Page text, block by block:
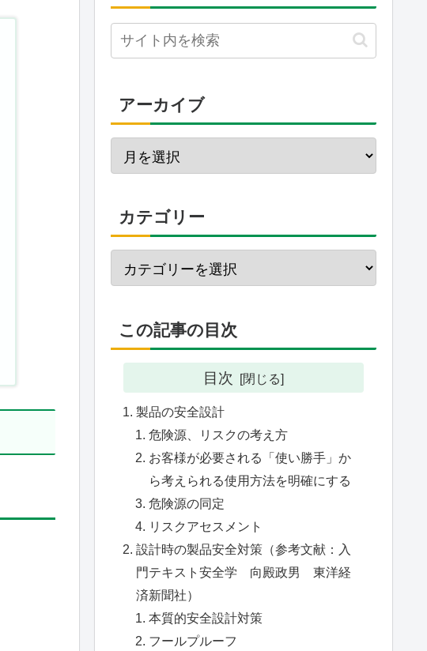
アーカイブ
カテゴリー
この記事の目次
目次
製品の安全設計
危険源、リスクの考え方
お客様が必要される「使い勝手」か
ら考えられる使用方法を明確にする
危険源の同定
リスクアセスメント
設計時の製品安全対策（参考文献：入
門テキスト安全学 向殿政男 東洋経
済新聞社）
本質的安全設計対策
フールプルーフ